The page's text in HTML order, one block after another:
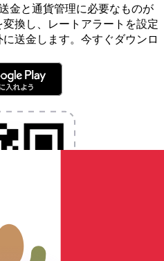
金と通貨管理に必要なものが
換し、レートアラートを設定
送金します。今すぐダウンロ